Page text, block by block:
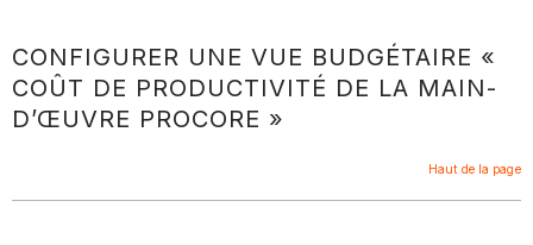
CONFIGURER UNE VUE BUDGÉTAIRE «
COÛT DE PRODUCTIVITÉ DE LA MAIN-
D’ŒUVRE PROCORE »
Haut de la page